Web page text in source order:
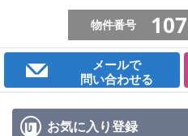
物件番号
メールで
問い合わせる
お気に入り登録